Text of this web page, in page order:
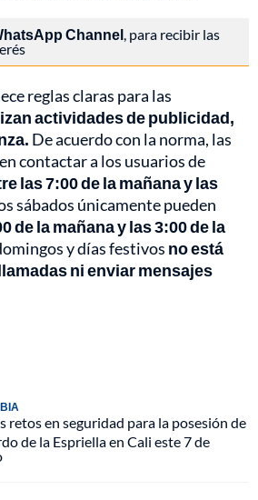
Channel , para recibir las
reglas claras para las
actividades de publicidad,
De acuerdo con la norma, las
contactar a los usuarios de
las 7:00 de la mañana y las
sábados únicamente pueden
de la mañana y las 3:00 de la
y días festivos no está
ni enviar mensajes
retos en seguridad para la posesión de
de la Espriella en Cali este 7 de